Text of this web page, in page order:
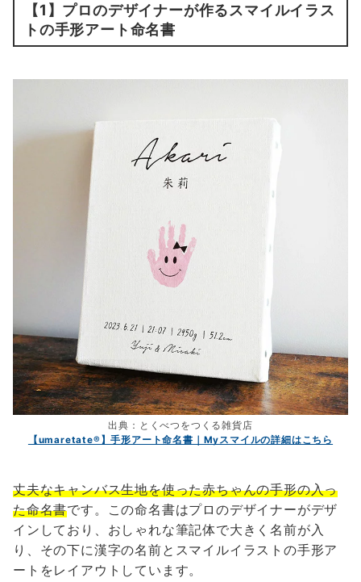
【1】 プロのデザイナーが作るスマイルイラス
トの手形アート命名書
出典：とくべつをつくる雑貨店
【umaretate®】手形アート命名書｜Myスマイルの詳細はこちら
丈夫なキャンバス生地を使った赤ちゃんの手形の入っ
た命名書です。この命名書はプロのデザイナーがデザ
インしており、おしゃれな筆記体で大きく名前が入
り、その下に漢字の名前とスマイルイラストの手形ア
ートをレイアウトしています。